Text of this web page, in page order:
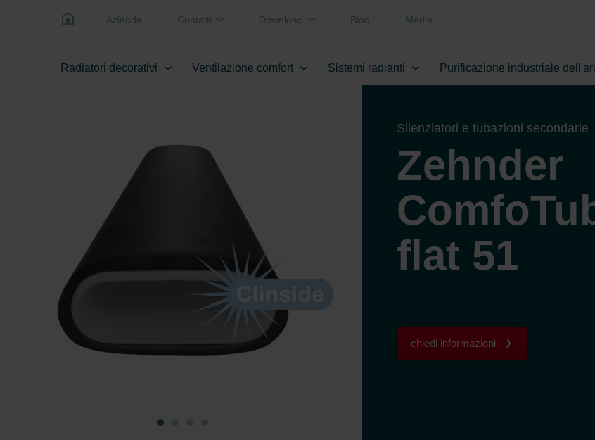
Azienda Contatti Download Blog Media
Radiatori decorativi Ventilazione comfort Sistemi radianti Purificazione industriale
Silenziatori e tubazioni secondarie
Zehnder
flat 51
chiedi informazioni